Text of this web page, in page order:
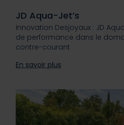
JD Aqua-Jet’s
Innovation Desjoyaux : JD
de performance dans le
contre-courant
En savoir plus